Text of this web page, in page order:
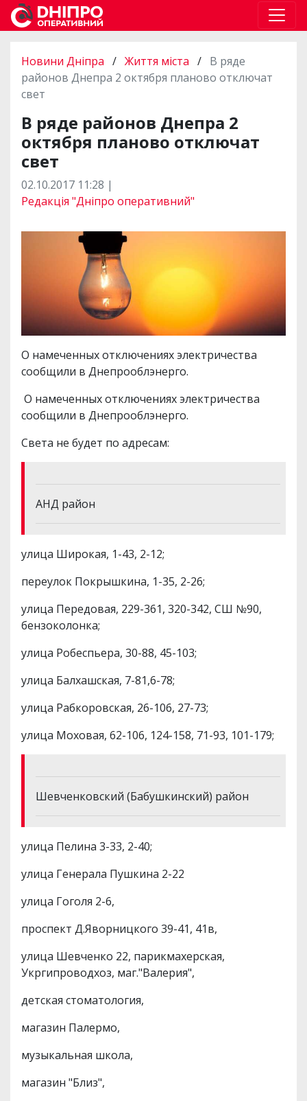
Новини Дніпра / Життя міста / В ряде
районов Днепра 2 октября планово отключат
свет
В ряде районов Днепра 2
октября планово отключат
свет
02.10.2017 11:28 |
Редакція "Дніпро оперативний"
О намеченных отключениях электричества
сообщили в Днепрооблэнерго.
О намеченных отключениях электричества
сообщили в Днепрооблэнерго.
Света не будет по адресам:
АНД район
улица Широкая, 1-43, 2-12;
переулок Покрышкина, 1-35, 2-26;
улица Передовая, 229-361, 320-342, СШ №90,
бензоколонка;
улица Робеспьера, 30-88, 45-103;
улица Балхашская, 7-81,6-78;
улица Рабкоровская, 26-106, 27-73;
улица Моховая, 62-106, 124-158, 71-93, 101-179;
Шевченковский (Бабушкинский) район
улица Пелина 3-33, 2-40;
улица Генерала Пушкина 2-22
улица Гоголя 2-6,
проспект Д.Яворницкого 39-41, 41в,
улица Шевченко 22, парикмахерская,
Укргипроводхоз, маг."Валерия",
детская стоматология,
магазин Палермо,
музыкальная школа,
магазин "Близ",